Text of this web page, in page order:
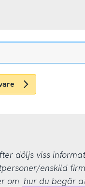
döljs viss
enskild
om hur du begär